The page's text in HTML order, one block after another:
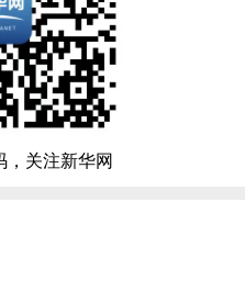
，关注新华网